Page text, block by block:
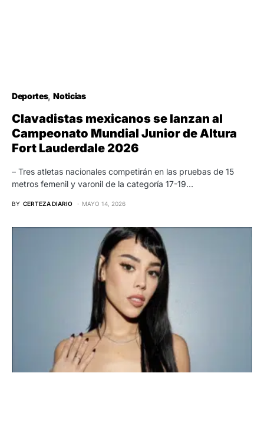
Deportes Noticias
Clavadistas mexicanos se lanzan al
Campeonato Mundial Junior de Altura
Fort Lauderdale 2026
– Tres atletas nacionales competirán en las pruebas de 15
metros femenil y varonil de la categoría 17-19…
BY CERTEZA DIARIO MAYO 14, 2026